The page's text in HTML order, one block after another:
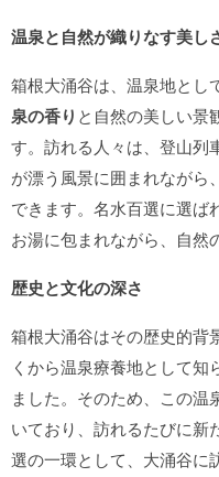
温泉と自然が織りなす美し
箱根大涌谷は、温泉地とし
泉の香り と自然の美しい景
す。訪れる人々は、登山列
が漂う風景に囲まれながら
できます。名水百選に選ば
お湯に包まれながら、自然
歴史と文化の深さ
箱根大涌谷はその歴史的背
くから温泉療養地として
ました。そのため、この
いており、訪れるたびに新
選の一環として、大涌谷に